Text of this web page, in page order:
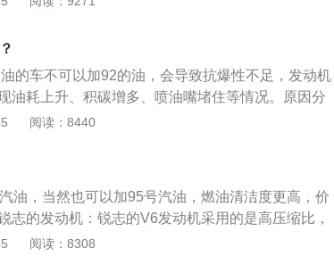
特别轻。马力方面：新款锐志的马力调小了一点。
空调出风口，简约实用，10.2英寸全液晶仪表营造
阻尼感恰到好处，中控台使用了专门定制的材料，
&指纹收集器。
的车不可以加92的油，会导致抗爆性不足，发动机
油耗上升、积碳增多、喷油嘴堵住等情况。原因分
上标注着着什么油号，就加什么油，或者往更高的
汽油之间最大的区别就在于抗爆震的性能不同，它
92号汽油就是辛烷值为92的汽油，适合中档车（压
是95%的异辛烷，5%的正庚烷，在引擎压缩比高
汽油就是其辛烷值与98%的异辛烷和2%的正庚烷
的优点是“两高两低”，即抗爆性和动力性更高，而
阅读：8440
油，当然也可以加95号汽油，燃油清洁度更高，价
志的发动机：锐志的V6发动机采用的是高压缩比，
因为高温燃烧掉，会对发动机的气缸造成反推力作
阅读：8308